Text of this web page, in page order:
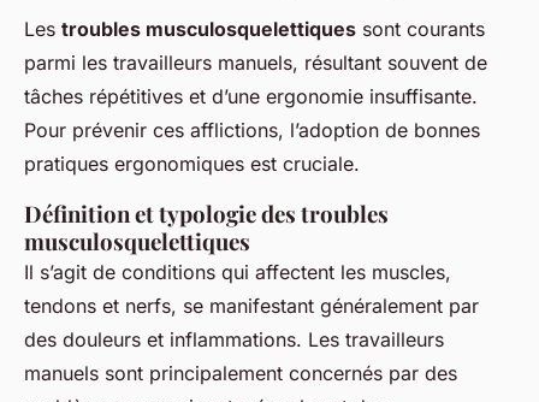
Les troubles musculosquelettiques sont courants
parmi les travailleurs manuels, résultant souvent de
tâches répétitives et d’une ergonomie insuffisante.
Pour prévenir ces afflictions, l’adoption de bonnes
pratiques ergonomiques est cruciale.
Définition et typologie des troubles
musculosquelettiques
Il s’agit de conditions qui affectent les muscles,
tendons et nerfs, se manifestant généralement par
des douleurs et inflammations. Les travailleurs
manuels sont principalement concernés par des